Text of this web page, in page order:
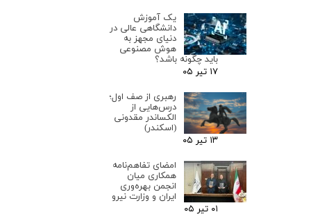
یک آموزش
دانشگاهی عالی در
دنیای مجهز به
هوش مصنوعی
باید چگونه باشد؟
۱۷ تیر ۰۵
رهبری از صف اول؛
درس‌هایی از
الکساندر مقدونی
(اسکندر)
۱۳ تیر ۰۵
امضای تفاهم‌نامه
همکاری میان
انجمن بهره‌وری
ایران و وزارت نیرو
۰۱ تیر ۰۵